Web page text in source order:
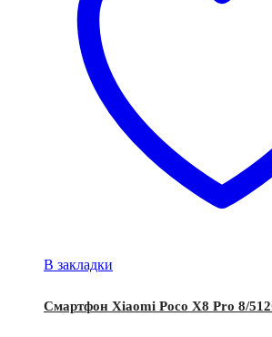
В закладки
Смартфон Xiaomi Poco X8 Pro 8/